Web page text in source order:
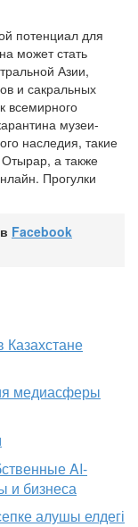
потенциал для
может стать
Азии,
и сакральных
всемирного
музеи-
наследия, такие
а также
Прогулки
Facebook
медиасферы
AI-
и бизнеса
алушы елдегі